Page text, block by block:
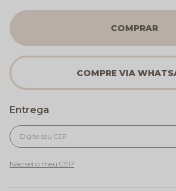
COMPRAR
Não sei o meu CEP